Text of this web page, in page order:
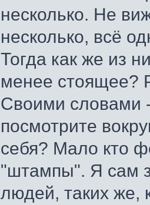
несколько. Не
несколько, всё
Тогда как же из
менее стоящее?
Своими словами
посмотрите
себя? Мало кто
"штампы". Я сам
людей, таких же,